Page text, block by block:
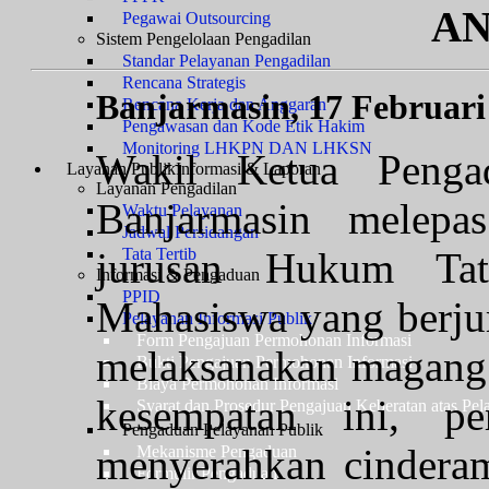
Pegawai Outsourcing
Sistem Pengelolaan Pengadilan
Standar Pelayanan Pengadilan
Rencana Strategis
Rencana Kerja dan Anggaran
Pengawasan dan Kode Etik Hakim
Monitoring LHKPN DAN LHKSN
Layanan PublikInformasi & Laporan
Layanan Pengadilan
Waktu Pelayanan
Jadwal Persidangan
Tata Tertib
Informasi & Pengaduan
PPID
Pelayanan Informasi Publik
Form Pengajuan Permohonan Informasi
Bukti Pengajuan Permohonan Informasi
Biaya Permohonan Informasi
Syarat dan Prosedur Pengajuan Keberatan atas
Pengaduan Pelayanan Publik
Mekanisme Pengaduan
Formulir Pengaduan
Banjarmasin, 17 Februari
Wakil Ketua
Banjarmasin
jurusan Hukum
Mahasiswa yang
melaksanakan
kesempatan ini,
menyerahkan